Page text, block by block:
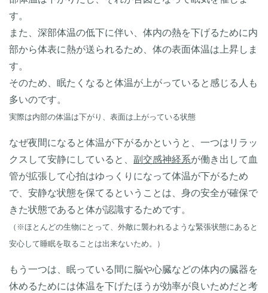
す。
また、深部体温の低下に伴い、体内の熱を下げるために内
部から体表に熱が送られるため、体の表面体温は上昇しま
す。
そのため、眠たくなると体温が上がっていると感じる人も
多いのです。
実際は内部の体温は下がり、表面は上がっている状態
なぜ夜間になると体温が下がるかというと、一つはリラッ
クスして安静にしていると、 副交感神経系が働き出して血
管が拡張して心拍はゆっくりになって体温が下がるため
で、安静な状態を保てるということは、身の安全が確保で
きた状態であると体が認識するためです。
（※ほとんどの生物にとって、外敵に襲われるような緊張状態にあると
安心して睡眠を取ることは出来ないため。）
もう一つは、眠っている間に脳や心臓などの体内の臓器を
休めるためには体温を下げたほうが効率が良いためだと考